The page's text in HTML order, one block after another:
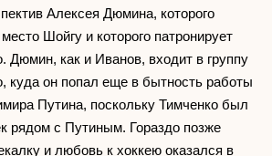
Алексея Дюмина, которого
Шойгу и которого патронирует
Дюмин, как и Иванов, входит в группу
куда он попал еще в бытность работы
Путина, поскольку Тимченко был
рядом с Путиным. Гораздо позже
и любовь к хоккею оказался в